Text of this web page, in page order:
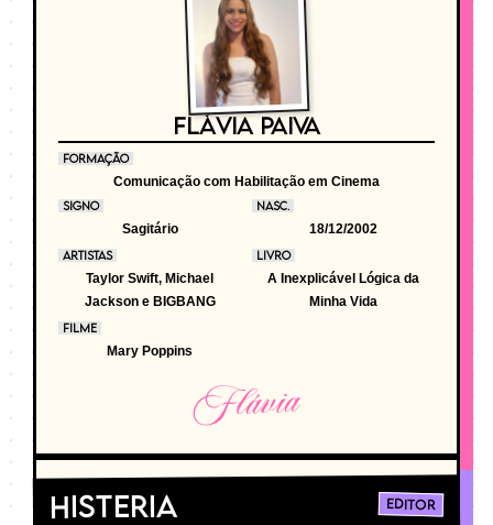
FLÁVIA PAIVA
FORMAÇÃO
Comunicação com Habilitação em Cinema
SIGNO
Sagitário
NASC.
18/12/2002
ARTISTAS
Taylor Swift, Michael
Jackson e BIGBANG
LIVRO
A Inexplicável Lógica da
Minha Vida
FILME
Mary Poppins
Flávia
Histeria Editor